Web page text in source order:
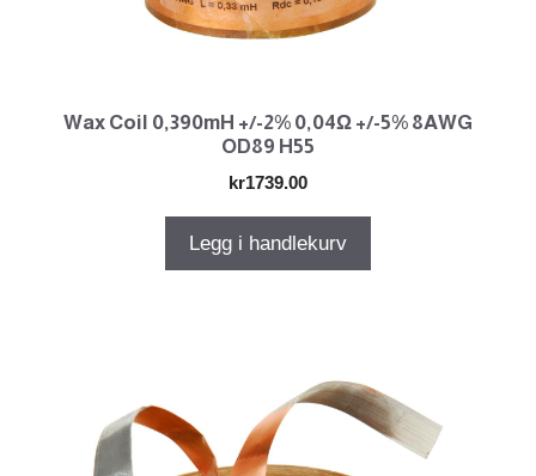
Wax Coil 0,390mH +/-2% 0,04Ω +/-5% 8AWG
OD89 H55
kr1739.00
Legg i handlekurv